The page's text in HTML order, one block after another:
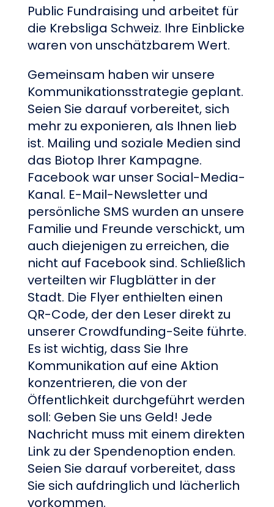
Public Fundraising und arbeitet für
die Krebsliga Schweiz. Ihre Einblicke
waren von unschätzbarem Wert.
Gemeinsam haben wir unsere
Kommunikationsstrategie geplant.
Seien Sie darauf vorbereitet, sich
mehr zu exponieren, als Ihnen lieb
ist. Mailing und soziale Medien sind
das Biotop Ihrer Kampagne.
Facebook war unser Social-Media-
Kanal. E-Mail-Newsletter und
persönliche SMS wurden an unsere
Familie und Freunde verschickt, um
auch diejenigen zu erreichen, die
nicht auf Facebook sind. Schließlich
verteilten wir Flugblätter in der
Stadt. Die Flyer enthielten einen
QR-Code, der den Leser direkt zu
unserer Crowdfunding-Seite führte.
Es ist wichtig, dass Sie Ihre
Kommunikation auf eine Aktion
konzentrieren, die von der
Öffentlichkeit durchgeführt werden
soll: Geben Sie uns Geld! Jede
Nachricht muss mit einem direkten
Link zu der Spendenoption enden.
Seien Sie darauf vorbereitet, dass
Sie sich aufdringlich und lächerlich
vorkommen.